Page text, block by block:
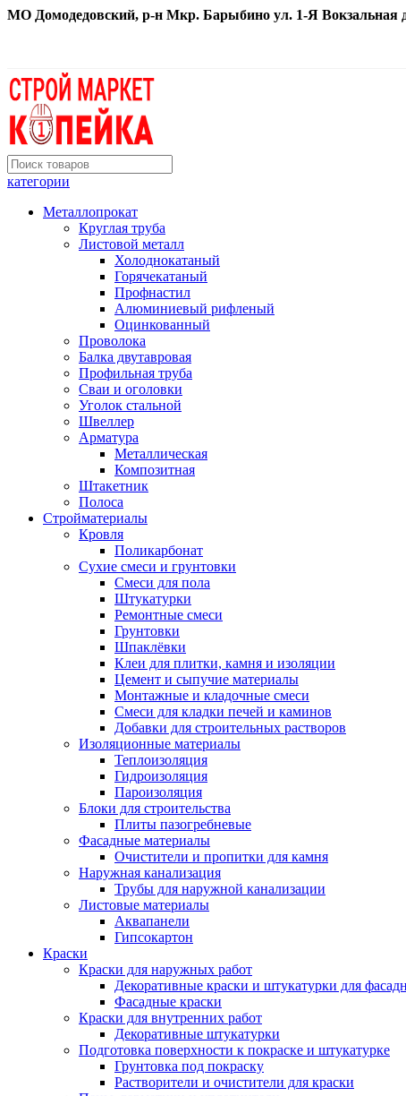
МО Домодедовский, р-н Мкр. Барыбино ул. 1-Я Вокзальная
категории
Металлопрокат
Круглая труба
Листовой металл
Холоднокатаный
Горячекатаный
Профнастил
Алюминиевый рифленый
Оцинкованный
Проволока
Балка двутавровая
Профильная труба
Сваи и оголовки
Уголок стальной
Швеллер
Арматура
Металлическая
Композитная
Штакетник
Полоса
Стройматериалы
Кровля
Поликарбонат
Сухие смеси и грунтовки
Смеси для пола
Штукатурки
Ремонтные смеси
Грунтовки
Шпаклёвки
Клеи для плитки, камня и изоляции
Цемент и сыпучие материалы
Монтажные и кладочные смеси
Смеси для кладки печей и каминов
Добавки для строительных растворов
Изоляционные материалы
Теплоизоляция
Гидроизоляция
Пароизоляция
Блоки для строительства
Плиты пазогребневые
Фасадные материалы
Очистители и пропитки для камня
Наружная канализация
Трубы для наружной канализации
Листовые материалы
Аквапанели
Гипсокартон
Краски
Краски для наружных работ
Декоративные краски и штукатурки для
Фасадные краски
Краски для внутренних работ
Декоративные штукатурки
Подготовка поверхности к покраске и штукатурке
Грунтовка под покраску
Растворители и очистители для краски